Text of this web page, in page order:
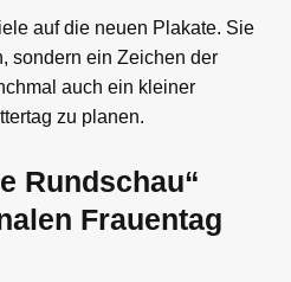
auf die neuen Plakate. Sie
sondern ein Zeichen der
auch ein kleiner
zu planen.
Rundschau“
Frauentag